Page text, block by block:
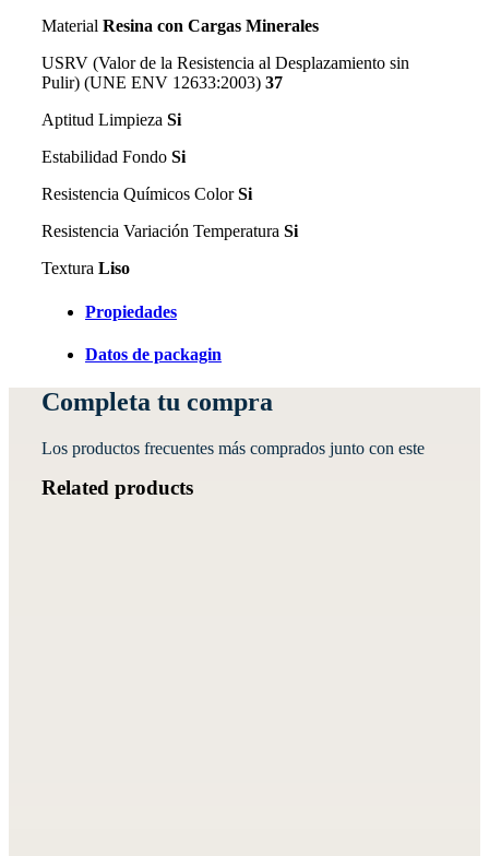
Material Resina con Cargas Minerales
USRV (Valor de la Resistencia al Desplazamiento sin
Pulir) (UNE ENV 12633:2003) 37
Aptitud Limpieza Si
Estabilidad Fondo Si
Resistencia Químicos ColorSi
Resistencia Variación Temperatura Si
Textura Liso
Propiedades
Datos de packagin
Completa tu compra
Los productos frecuentes más comprados junto con este
Related products